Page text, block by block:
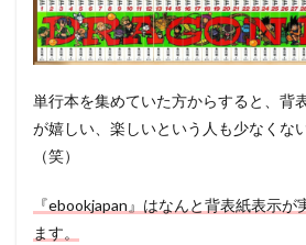
単行本を集めていた方からすると、背
が嬉しい、楽しいという人も少なくな
（笑）
『ebookjapan』はなんと背表紙表示が
ます。